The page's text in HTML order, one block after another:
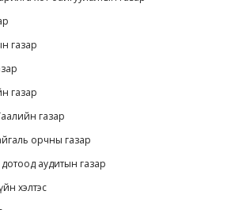
газар
газар
газар
орчны газар
аудитын газар
хэлтэс